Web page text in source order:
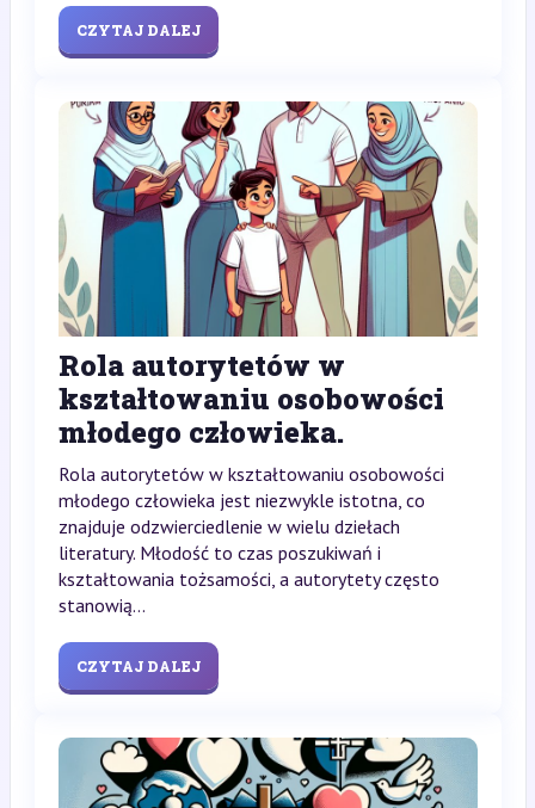
CZYTAJ DALEJ
Rola autorytetów w
kształtowaniu osobowości
młodego człowieka.
Rola autorytetów w kształtowaniu osobowości
młodego człowieka jest niezwykle istotna, co
znajduje odzwierciedlenie w wielu dziełach
literatury. Młodość to czas poszukiwań i
kształtowania tożsamości, a autorytety często
stanowią...
CZYTAJ DALEJ